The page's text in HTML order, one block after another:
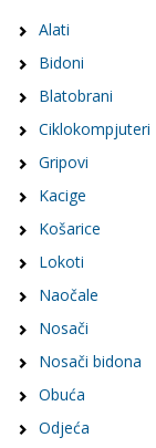
Alati
Bidoni
Blatobrani
Ciklokompjuteri
Gripovi
Kacige
Košarice
Lokoti
Naočale
Nosači
Nosači bidona
Obuća
Odjeća